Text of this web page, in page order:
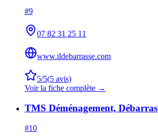
#9
07 82 31 25 11
www.ildebarrasse.com
5/5(5 avis)
Voir la fiche complète →
TMS Déménagement, Débarras
#10